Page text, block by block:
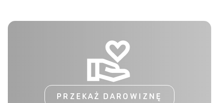
PRZEKAŻ DAROWIZNĘ